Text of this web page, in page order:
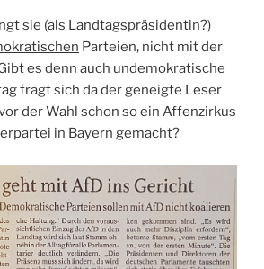
sie (als Landtagspräsidentin?)
Parteien, nicht mit der
es denn auch undemokratische
fragt sich da der geneigte Leser
der Wahl schon so ein Affenzirkus
in Bayern gemacht?